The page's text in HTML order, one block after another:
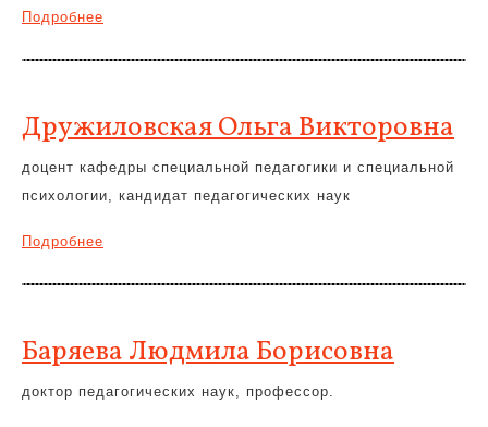
Подробнее
Дружиловская Ольга Викторовна
доцент кафедры специальной педагогики и специальной
психологии, кандидат педагогических наук
Подробнее
Баряева Людмила Борисовна
доктор педагогических наук, профессор.